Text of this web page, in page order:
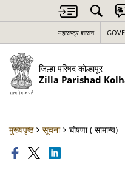
महाराष्ट्र शासन
जिल्हा परिषद कोल्हापूर
Zilla Parishad
मुख्यपृष्ठ सूचना घोषणा ( सामान्य)